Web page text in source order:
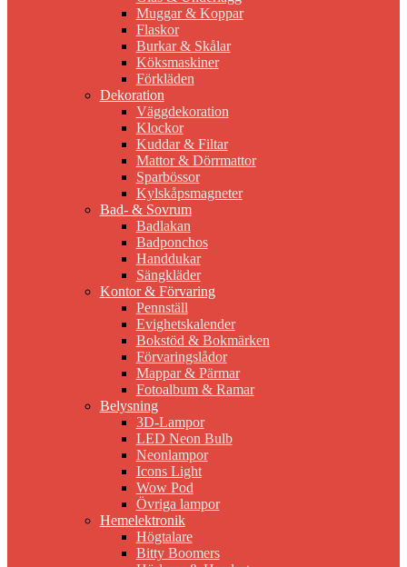
Muggar & Koppar
Flaskor
Burkar & Skålar
Köksmaskiner
Förkläden
Dekoration
Väggdekoration
Klockor
Kuddar & Filtar
Mattor & Dörrmattor
Sparbössor
Kylskåpsmagneter
Bad- & Sovrum
Badlakan
Badponchos
Handdukar
Sängkläder
Kontor & Förvaring
Pennställ
Evighetskalender
Bokstöd & Bokmärken
Förvaringslådor
Mappar & Pärmar
Fotoalbum & Ramar
Belysning
3D-Lampor
LED Neon Bulb
Neonlampor
Icons Light
Wow Pod
Övriga lampor
Hemelektronik
Högtalare
Bitty Boomers